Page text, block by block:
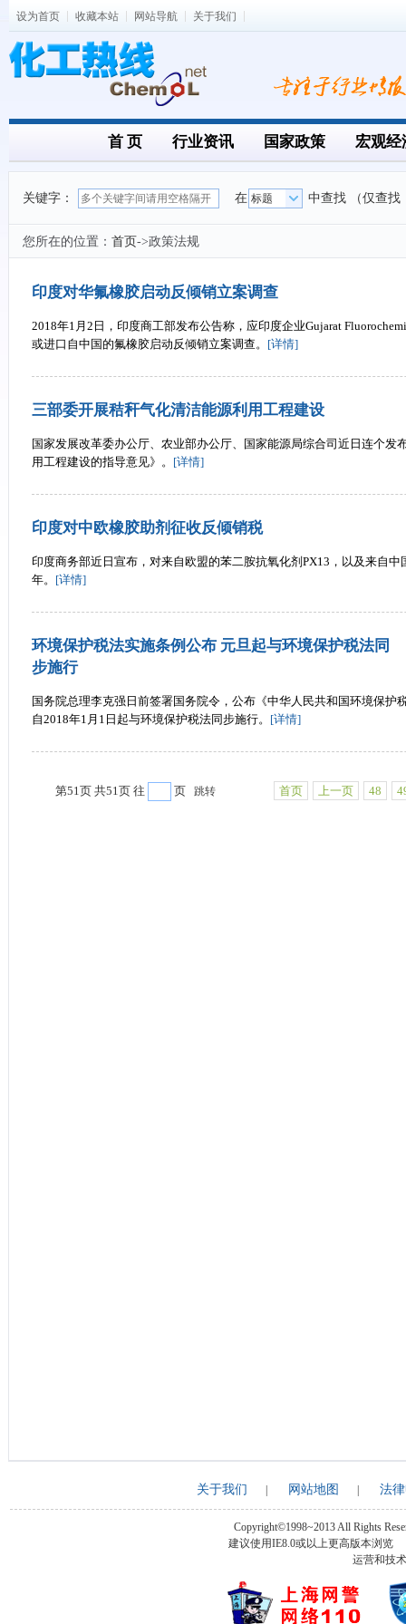
设为首页 收藏本站 网站导航 关于我们
首 页 行业资讯 国家政策 宏观经
关键字： 在 中查找 （仅查找
您所在的位置： 首页->政策法规
印度对华氟橡胶启动反倾销立案调查
2018年1月2日，印度商工部发布公告称，应印度企业Gujarat
或进口自中国的氟橡胶启动反倾销立案调查。 [详情]
三部委开展秸秆气化清洁能源利用工程建设
国家发展改革委办公厅、农业部办公厅、国家能源局综合司近日连个发
用工程建设的指导意见》。 [详情]
印度对中欧橡胶助剂征收反倾销税
印度商务部近日宣布，对来自欧盟的苯二胺抗氧化剂PX13，以及来自
年。 [详情]
环境保护税法实施条例公布 元旦起与环境保护税法同
步施行
国务院总理李克强日前签署国务院令，公布《中华人民共和国环境保护
自2018年1月1日起与环境保护税法同步施行。 [详情]
第51页 共51页 往 页 跳转 首页 上一页 48
关于我们 网站地图 法
Copyright©1998~2013 All Rights
建议使用IE8.0或以上更高版本浏览
运营和技